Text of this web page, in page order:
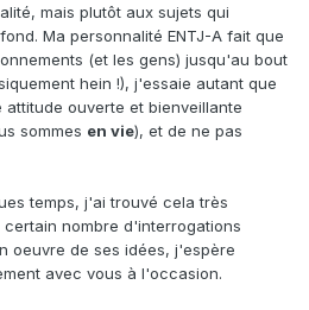
mais plutôt aux sujets qui
Ma personnalité ENTJ-A fait que
(et les gens) jusqu'au bout
hein !), j'essaie autant que
ouverte et bienveillante
sommes en vie), et de ne pas
temps, j'ai trouvé cela très
nombre d'interrogations
oeuvre de ses idées, j'espère
avec vous à l'occasion.